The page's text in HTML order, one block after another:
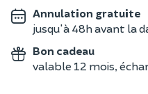
Annulation gratuite
jusqu'à 48h avant la
Bon cadeau
valable 12 mois,